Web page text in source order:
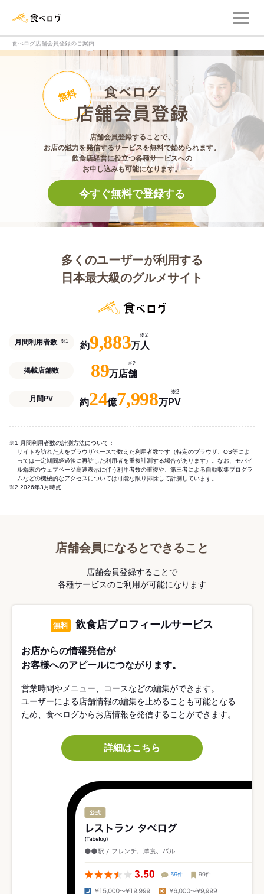
食べログ店舗会員登録のご案内
食べログ店舗会員
無料
店舗会員登録することで、
お店の魅力を発信するサービスを無料で始められます。
飲食店経営に役立つ各種サービスへの
お申し込みも可能になります。
今すぐ無料で登録する
多くのユーザーが利用する
日本最大級のグルメサイト
月間利用者数 ※1 約9,883万人
※2
掲載店舗数 89万店舗
※2
月間PV 約24億7,998万PV
※2
※1 月間利用者数の計測方法について：
サイトを訪れた人をブラウザベースで数えた利用者数です（特定のブラウザ、OS等によ
っては一定期間経過後に再訪した利用者を重複計測する場合があります）。なお、モバイ
ル端末のウェブページ高速表示に伴う利用者数の重複や、第三者による自動収集プログラ
ムなどの機械的なアクセスについては可能な限り排除して計測しています。
※2 2026年3月時点
店舗会員になるとできること
店舗会員登録することで
各種サービスのご利用が可能になります
無料 飲食店プロフィールサービス
お店からの情報発信が
お客様へのアピールにつながります。
営業時間やメニュー、コースなどの編集ができます。
ユーザーによる店舗情報の編集を止めることも可能となる
ため、食べログからお店情報を発信することができます。
詳細はこちら